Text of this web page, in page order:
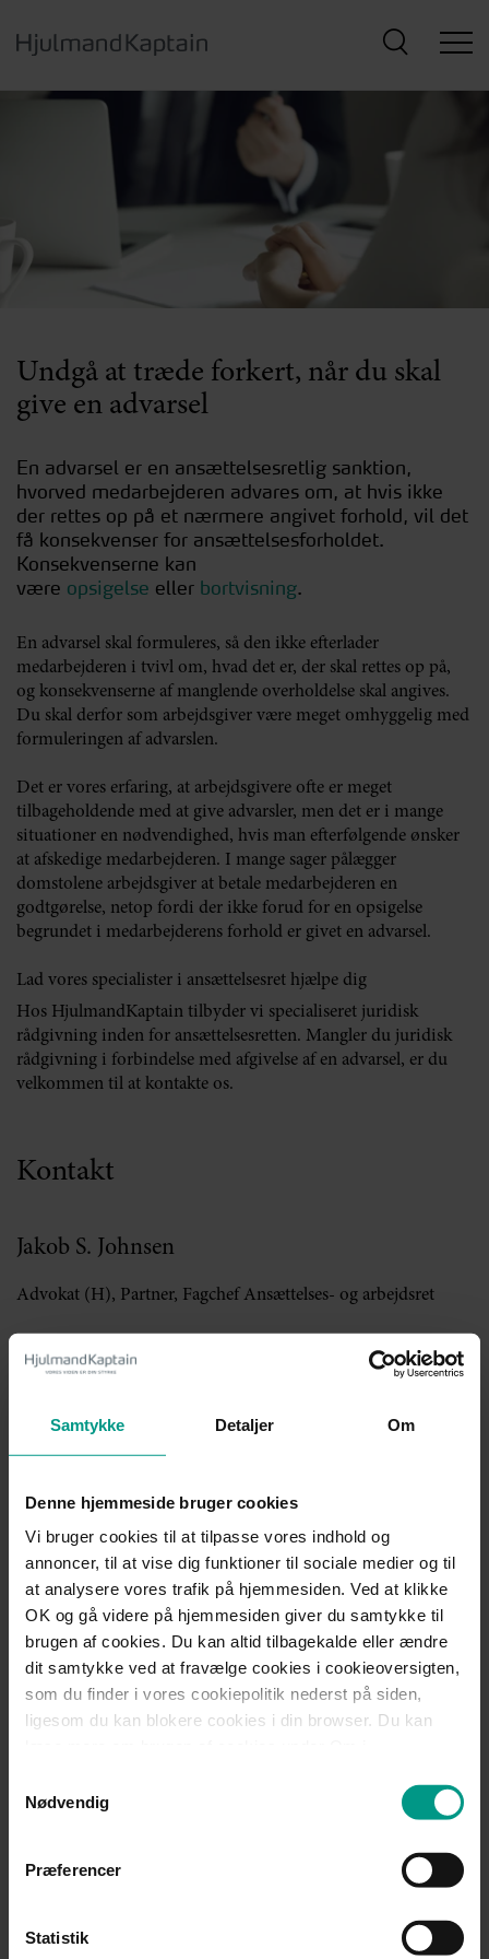
Samtykke Detaljer Om
Denne hjemmeside bruger cookies
Vi bruger cookies til at tilpasse vores indhold og
annoncer, til at vise dig funktioner til sociale medier og til
at analysere vores trafik på hjemmesiden. Ved at klikke
OK og gå videre på hjemmesiden giver du samtykke til
brugen af cookies. Du kan altid tilbagekalde eller ændre
dit samtykke ved at fravælge cookies i cookieoversigten,
som du finder i vores cookiepolitik nederst på siden,
ligesom du kan blokere cookies i din browser. Du kan
behandling af personoplysninger.
Nødvendig
Præferencer
Statistik
hovedindhold
Undgå at træde forkert, når du skal
give en advarsel
En advarsel er en ansættelsesretlig sanktion,
hvorved medarbejderen advares om, at hvis ikke
der rettes op på et nærmere angivet forhold, vil det
få konsekvenser for ansættelsesforholdet.
Konsekvenserne kan
være opsigelse eller bortvisning.
En advarsel skal formuleres, så den ikke efterlader
medarbejderen i tvivl om, hvad det er, der skal rettes op på,
og konsekvenserne af manglende overholdelse skal angives.
Du skal derfor som arbejdsgiver være meget omhyggelig med
formuleringen af advarslen.
Det er vores erfaring, at arbejdsgivere ofte er meget
tilbageholdende med at give advarsler, men det er i mange
situationer en nødvendighed, hvis man efterfølgende ønsker
at afskedige medarbejderen. I mange sager pålægger
domstolene arbejdsgiver at betale medarbejderen en
godtgørelse, netop fordi der ikke forud for en opsigelse
begrundet i medarbejderens forhold er givet en advarsel.
Lad vores specialister i ansættelsesret hjælpe dig
Hos HjulmandKaptain tilbyder vi specialiseret juridisk
rådgivning inden for ansættelsesretten. Mangler du juridisk
rådgivning i forbindelse med afgivelse af en advarsel, er du
velkommen til at kontakte os.
Kontakt
Jakob S. Johnsen
Advokat (H), Partner, Fagchef Ansættelses- og arbejdsret
Mobil:+45 2215 1174
Telefon:+45 7221 1737
Andre læste også
Ansættelseskontrakter
Bortvisning
Ferie og feriefridage
Vores viden er din styrke